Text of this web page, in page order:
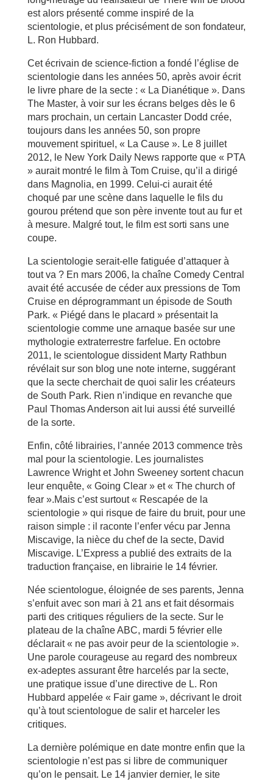
est alors présenté comme inspiré de la
scientologie, et plus précisément de son fondateur,
L. Ron Hubbard.
Cet écrivain de science-fiction a fondé l’église de
scientologie dans les années 50, après avoir écrit
le livre phare de la secte : « La Dianétique ». Dans
The Master, à voir sur les écrans belges dès le 6
mars prochain, un certain Lancaster Dodd crée,
toujours dans les années 50, son propre
mouvement spirituel, « La Cause ». Le 8 juillet
2012, le New York Daily News rapporte que « PTA
» aurait montré le film à Tom Cruise, qu’il a dirigé
dans Magnolia, en 1999. Celui-ci aurait été
choqué par une scène dans laquelle le fils du
gourou prétend que son père invente tout au fur et
à mesure. Malgré tout, le film est sorti sans une
coupe.
La scientologie serait-elle fatiguée d’attaquer à
tout va ? En mars 2006, la chaîne Comedy Central
avait été accusée de céder aux pressions de Tom
Cruise en déprogrammant un épisode de South
Park. « Piégé dans le placard » présentait la
scientologie comme une arnaque basée sur une
mythologie extraterrestre farfelue. En octobre
2011, le scientologue dissident Marty Rathbun
révélait sur son blog une note interne, suggérant
que la secte cherchait de quoi salir les créateurs
de South Park. Rien n’indique en revanche que
Paul Thomas Anderson ait lui aussi été surveillé
de la sorte.
Enfin, côté librairies, l’année 2013 commence très
mal pour la scientologie. Les journalistes
Lawrence Wright et John Sweeney sortent chacun
leur enquête, « Going Clear » et « The church of
fear ».Mais c’est surtout « Rescapée de la
scientologie » qui risque de faire du bruit, pour une
raison simple : il raconte l’enfer vécu par Jenna
Miscavige, la nièce du chef de la secte, David
Miscavige. L’Express a publié des extraits de la
traduction française, en librairie le 14 février.
Née scientologue, éloignée de ses parents, Jenna
s’enfuit avec son mari à 21 ans et fait désormais
parti des critiques réguliers de la secte. Sur le
plateau de la chaîne ABC, mardi 5 février elle
déclarait « ne pas avoir peur de la scientologie ».
Une parole courageuse au regard des nombreux
ex-adeptes assurant être harcelés par la secte,
une pratique issue d’une directive de L. Ron
Hubbard appelée « Fair game », décrivant le droit
qu’à tout scientologue de salir et harceler les
critiques.
La dernière polémique en date montre enfin que la
scientologie n’est pas si libre de communiquer
qu’on le pensait. Le 14 janvier dernier, le site